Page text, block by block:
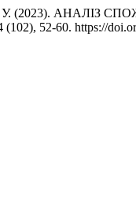
У. (2023).
(102), 52-60. https://